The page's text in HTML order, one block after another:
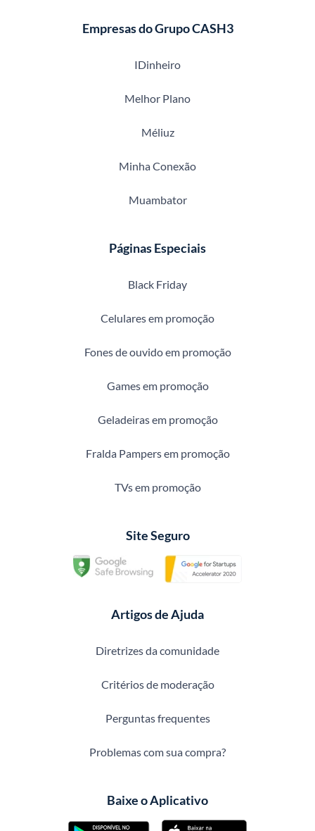
Empresas do Grupo CASH3
IDinheiro
Melhor Plano
Méliuz
Minha Conexão
Muambator
Páginas Especiais
Black Friday
Celulares em promoção
Fones de ouvido em promoção
Games em promoção
Geladeiras em promoção
Fralda Pampers em promoção
TVs em promoção
Site Seguro
Artigos de Ajuda
Diretrizes da comunidade
Critérios de moderação
Perguntas frequentes
Problemas com sua compra?
Baixe o Aplicativo